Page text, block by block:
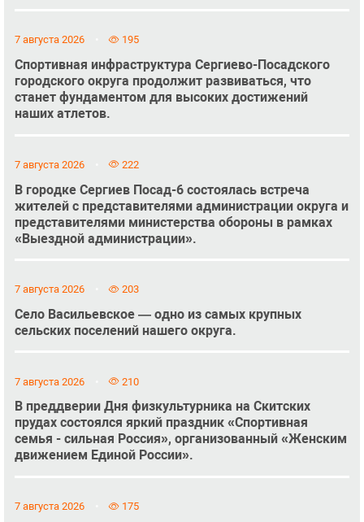
7 августа 2026 195
Спортивная инфраструктура Сергиево-Посадского
городского округа продолжит развиваться, что
станет фундаментом для высоких достижений
наших атлетов.
7 августа 2026 222
В городке Сергиев Посад-6 состоялась встреча
жителей с представителями администрации округа и
представителями министерства обороны в рамках
«Выездной администрации».
7 августа 2026 203
Село Васильевское — одно из самых крупных
сельских поселений нашего округа.
7 августа 2026 210
В преддверии Дня физкультурника на Скитских
прудах состоялся яркий праздник «Спортивная
семья - сильная Россия», организованный «Женским
движением Единой России».
7 августа 2026 175